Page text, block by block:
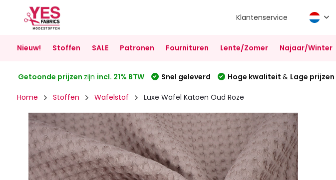
Klantenservice
Nieuw! Stoffen SALE Patronen Fournituren Lente/Zomer Najaar/Winter
Getoonde prijzen zijn incl. 21% BTW Snel geleverd Hoge kwaliteit & Lage prijzen
Home Stoffen Wafelstof Luxe Wafel Katoen Oud Roze